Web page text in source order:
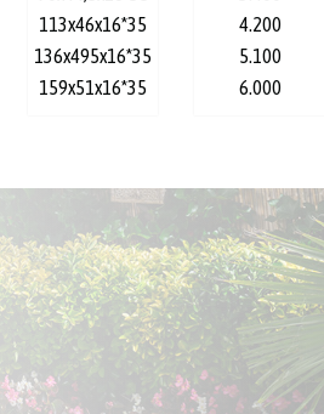
113x46x16*35
136x495x16*35
159x51x16*35
4.200
5.100
6.000